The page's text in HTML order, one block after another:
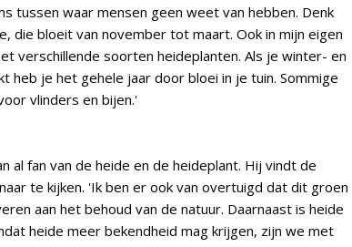
tussen waar mensen geen weet van hebben. Denk
die bloeit van november tot maart. Ook in mijn eigen
verschillende soorten heideplanten. Als je winter- en
heb je het gehele jaar door bloei in je tuin. Sommige
vlinders en bijen.'
al fan van de heide en de heideplant. Hij vindt de
te kijken. 'Ik ben er ook van overtuigd dat dit groen
aan het behoud van de natuur. Daarnaast is heide
heide meer bekendheid mag krijgen, zijn we met